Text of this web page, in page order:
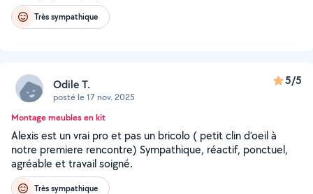
Très sympathique
Odile T.
posté le 17 nov. 2025
5/5
Montage meubles en kit
Alexis est un vrai pro et pas un bricolo ( petit clin d’oeil à
notre premiere rencontre) Sympathique, réactif, ponctuel,
agréable et travail soigné.
Très sympathique